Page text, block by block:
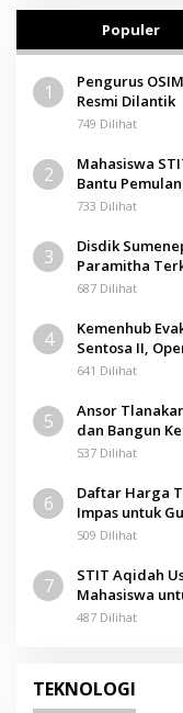
Populer
1
Pengurus
Resmi Dilantik
749 Dilihat
2
Mahasiswa
Bantu
733 Dilihat
3
Disdik
Paramitha
687 Dilihat
4
Kemenhub
Sentosa II,
641 Dilihat
5
Ansor
dan Bangun
537 Dilihat
6
Daftar Harga
Impas untuk
509 Dilihat
7
STIT Aqidah
Mahasiswa
487 Dilihat
TEKNOLOGI